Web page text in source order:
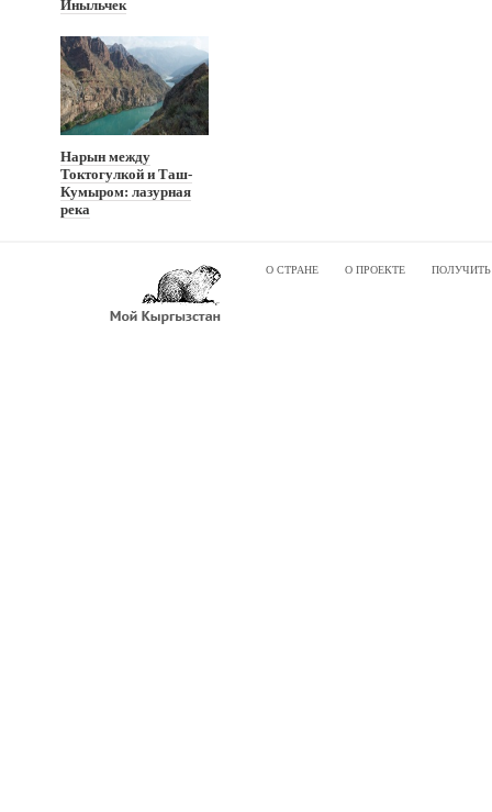
Иныльчек
Нарын между
Токтогулкой и Таш-
Кумыром: лазурная
река
О СТРАНЕ О ПРОЕКТЕ